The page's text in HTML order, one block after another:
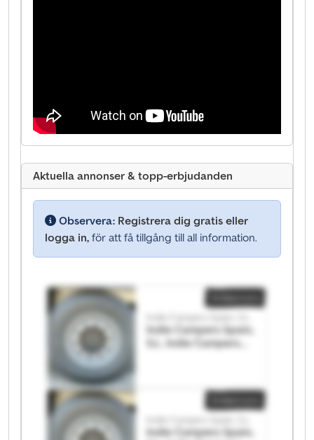
Aktuella annonser & topp-erbjudanden
Observera: Registrera dig gratis eller
logga in, för att få tillgång till all information.
Indie Campers Spain,
Indie Campers Spain,